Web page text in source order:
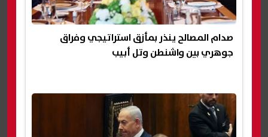
صدام المصالح ينذر بمأزق استراتيجي وفراق
جوهري بين واشنطن وتل أبيب